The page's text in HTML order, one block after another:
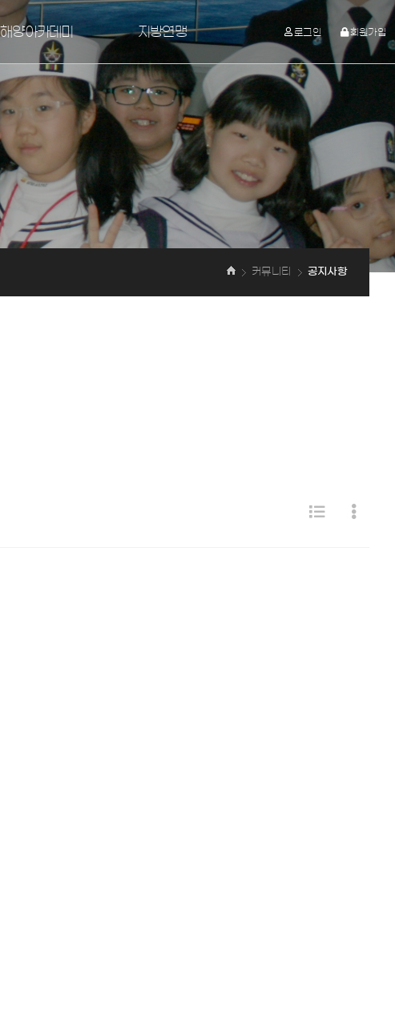
해양아카데미
해양교육시설
자격과정
교육자료
자격증/시험/결제
지방연맹
지방연맹
로그인 회원가입
커뮤니티 공지사항